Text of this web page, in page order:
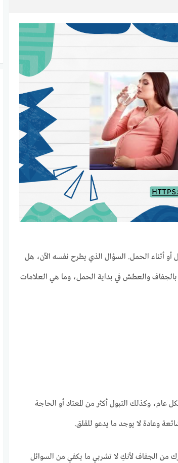
أثناء الحمل. السؤال الذي يطرح نفسه الآن، هل
والعطش في بداية الحمل، وما هي العلامات
وكذلك التبول أكثر من المعتاد أو الحاجة
وعادة لا يوجد ما يدعو للقلق.
من الجفاف لأنكِ لا تشربي ما يكفي من السوائل